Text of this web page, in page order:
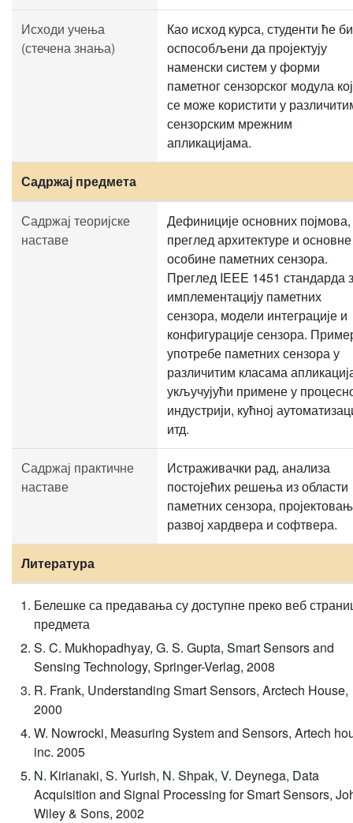
Исходи учења
(стечена знања)
Као исход курса, студенти ће
оспособљени да пројектују
наменски систем у форми
паметног сензорског модула
се може користити у
сензорским мрежним
апликацијама.
Садржај предмета
Садржај теоријске
наставе
Дефиниције основних појмова,
преглед архитектуре и основне
особине паметних сензора.
Преглед IEEE 1451 стандарда
имплементацију паметних
сензора, модели интеграције и
конфигурације сензора.
употребе паметних сензора у
различитим класама
укључујући примене у
индустрији, кућној
итд.
Садржај практичне
наставе
Истраживачки рад, анализа
постојећих решења из области
паметних сензора,
развој хардвера и софтвера.
Литература
Белешке са предавања су доступне преко веб
предмета
S. C. Mukhopadhyay, G. S. Gupta, Smart Sensors and
Sensing Technology, Springer-Verlag, 2008
R. Frank, Understanding Smart Sensors, Arctech House,
2000
W. Nowrocki, Measuring System and Sensors, Artech
inc. 2005
N. Kirianaki, S. Yurish, N. Shpak, V. Deynega, Data
Acquisition and Signal Processing for Smart Sensors,
Wiley & Sons, 2002